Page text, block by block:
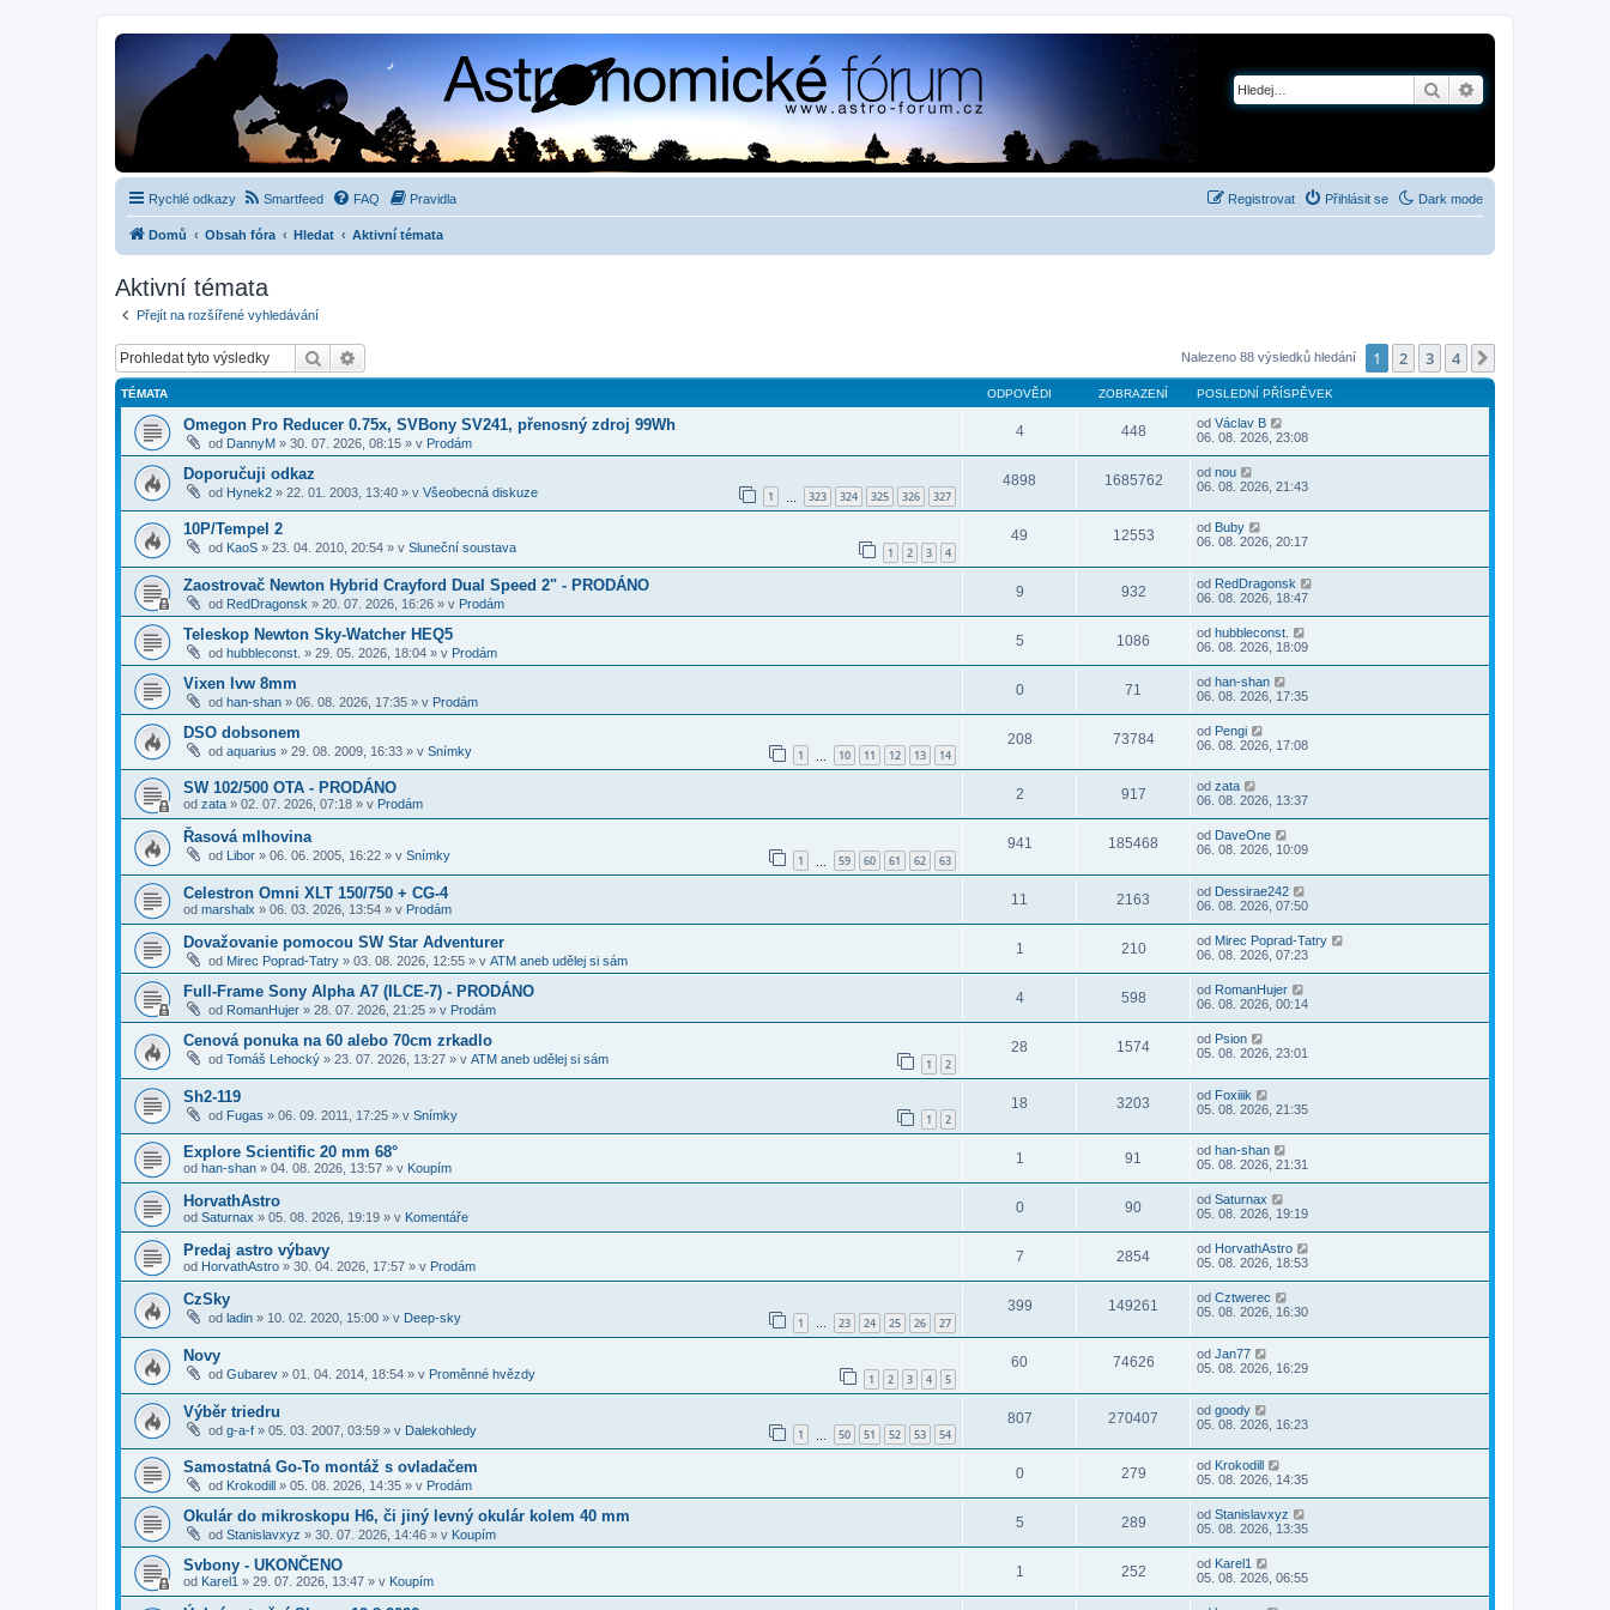
Hledat
Rychlé odkazy Dark mode
Smartfeed FAQ Pravidla Přihlásit se
Registrovat
Domů Obsah fóra Hledat Aktivní témata
Aktivní témata
Přejít na rozšířené vyhledávání
Hledat Nalezeno 88 výsledků hledání 1 2 3 4
TÉMATA ODPOVĚDI ZOBRAZENÍ POSLEDNÍ PŘÍSPĚVEK
Omegon Pro Reducer 0.75x, SVBony SV241, přenosný zdroj 99Wh
od DannyM » 30. 07. 2026, 08:15 » v Prodám
4 448 od Václav B
06. 08. 2026, 23:08
Doporučuji odkaz
od Hynek2 » 22. 01. 2003, 13:40 » v Všeobecná diskuze 1 323 324 325 326 327
4898 1685762 od nou
06. 08. 2026, 21:43
10P/Tempel 2
od KaoS » 23. 04. 2010, 20:54 » v Sluneční soustava 1 2 3 4
49 12553 od Buby
06. 08. 2026, 20:17
Zaostrovač Newton Hybrid Crayford Dual Speed 2" - PRODÁNO
od RedDragonsk » 20. 07. 2026, 16:26 » v Prodám
9 932 od RedDragonsk
06. 08. 2026, 18:47
Teleskop Newton Sky-Watcher HEQ5
od hubbleconst. » 29. 05. 2026, 18:04 » v Prodám
5 1086 od hubbleconst.
06. 08. 2026, 18:09
Vixen lvw 8mm
od han-shan » 06. 08. 2026, 17:35 » v Prodám
0 71 od han-shan
06. 08. 2026, 17:35
DSO dobsonem
od aquarius » 29. 08. 2009, 16:33 » v Snímky 1 10 11 12 13 14
208 73784 od Pengi
06. 08. 2026, 17:08
SW 102/500 OTA - PRODÁNO
od zata » 02. 07. 2026, 07:18 » v Prodám
2 917 od zata
06. 08. 2026, 13:37
Řasová mlhovina
od Libor » 06. 06. 2005, 16:22 » v Snímky 1 59 60 61 62 63
941 185468 od DaveOne
06. 08. 2026, 10:09
Celestron Omni XLT 150/750 + CG-4
od marshalx » 06. 03. 2026, 13:54 » v Prodám
11 2163 od Dessirae242
06. 08. 2026, 07:50
Dovažovanie pomocou SW Star Adventurer
od Mirec Poprad-Tatry » 03. 08. 2026, 12:55 » v ATM aneb udělej si sám
1 210 od Mirec Poprad-Tatry
06. 08. 2026, 07:23
Full-Frame Sony Alpha A7 (ILCE-7) - PRODÁNO
od RomanHujer » 28. 07. 2026, 21:25 » v Prodám
4 598 od RomanHujer
06. 08. 2026, 00:14
Cenová ponuka na 60 alebo 70cm zrkadlo
od Tomáš Lehocký » 23. 07. 2026, 13:27 » v ATM aneb udělej si sám 1 2
28 1574 od Psion
05. 08. 2026, 23:01
Sh2-119
od Fugas » 06. 09. 2011, 17:25 » v Snímky 1 2
18 3203 od Foxiiik
05. 08. 2026, 21:35
Explore Scientific 20 mm 68°
od han-shan » 04. 08. 2026, 13:57 » v Koupím
1 91 od han-shan
05. 08. 2026, 21:31
HorvathAstro
od Saturnax » 05. 08. 2026, 19:19 » v Komentáře
0 90 od Saturnax
05. 08. 2026, 19:19
Predaj astro výbavy
od HorvathAstro » 30. 04. 2026, 17:57 » v Prodám
7 2854 od HorvathAstro
05. 08. 2026, 18:53
CzSky
od ladin » 10. 02. 2020, 15:00 » v Deep-sky 1 … 23 24 25 26 27
399 149261 od Cztwerec
05. 08. 2026, 16:30
Novy
od Gubarev » 01. 04. 2014, 18:54 » v Proměnné hvězdy 1 2 3 4 5
60 74626 od Jan77
05. 08. 2026, 16:29
Výběr triedru
od g-a-f » 05. 03. 2007, 03:59 » v Dalekohledy 1 50 51 52 53 54
807 270407 od goody
05. 08. 2026, 16:23
Samostatná Go-To montáž s ovladačem
od Krokodill » 05. 08. 2026, 14:35 » v Prodám
0 279 od Krokodill
05. 08. 2026, 14:35
Okulár do mikroskopu H6, či jiný levný okulár kolem 40 mm
od Stanislavxyz » 30. 07. 2026, 14:46 » v Koupím
5 289 od Stanislavxyz
05. 08. 2026, 13:35
Svbony - UKONČENO
od Karel1 » 29. 07. 2026, 13:47 » v Koupím
1 252 od Karel1
05. 08. 2026, 06:55